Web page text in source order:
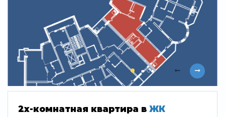
2х-комнатная квартира в ЖК